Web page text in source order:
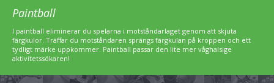
Paintball
I paintball eliminerar du spelarna i motståndarlaget genom att skjuta
färgkulor. Träffar du motståndaren sprängs färgkulan på kroppen och ett
tydligt märke uppkommer. Paintball passar den lite mer våghalsige
aktivitetssökaren!